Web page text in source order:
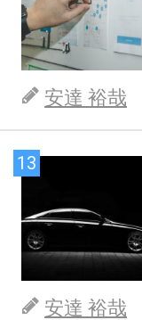
安達 裕哉
13
安達 裕哉